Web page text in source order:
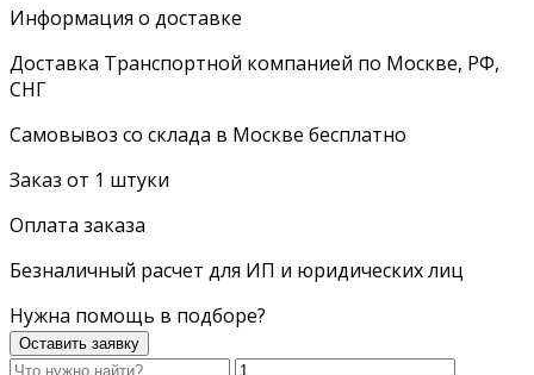
Информация о доставке
Доставка Транспортной компанией по Москве, РФ,
СНГ
Самовывоз со склада в Москве бесплатно
Заказ от 1 штуки
Оплата заказа
Безналичный расчет для ИП и юридических лиц
Нужна помощь в подборе?
Оставить заявку